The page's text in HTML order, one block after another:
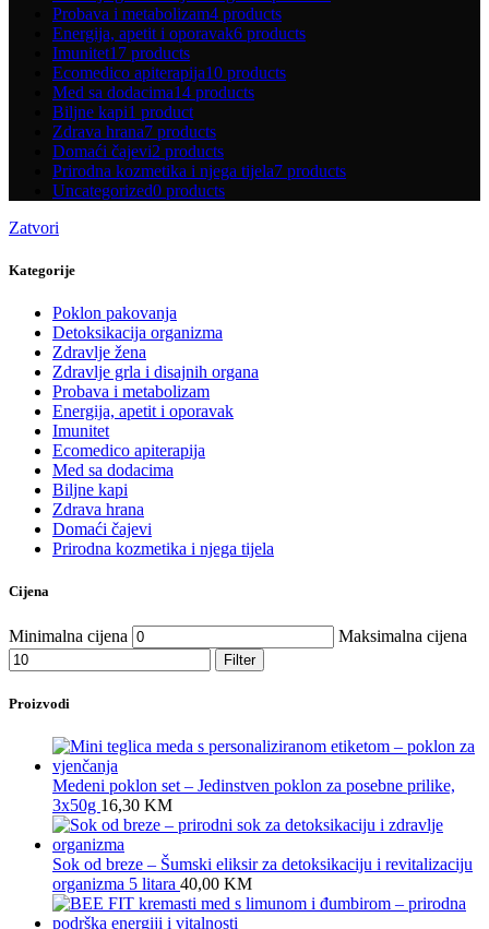
Probava i metabolizam4 products
Energija, apetit i oporavak6 products
Imunitet17 products
Ecomedico apiterapija10 products
Med sa dodacima14 products
Biljne kapi1 product
Zdrava hrana7 products
Domaći čajevi2 products
Prirodna kozmetika i njega tijela7 products
Uncategorized0 products
Zatvori
Kategorije
Poklon pakovanja
Detoksikacija organizma
Zdravlje žena
Zdravlje grla i disajnih organa
Probava i metabolizam
Energija, apetit i oporavak
Imunitet
Ecomedico apiterapija
Med sa dodacima
Biljne kapi
Zdrava hrana
Domaći čajevi
Prirodna kozmetika i njega tijela
Cijena
Minimalna cijena Maksimalna cijena
Filter
Proizvodi
Medeni poklon set – Jedinstven poklon za posebne prilike,
3x50g 16,30 KM
Sok od breze – Šumski eliksir za detoksikaciju i revitalizaciju
organizma 5 litara 40,00 KM